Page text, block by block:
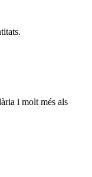
i molt més als